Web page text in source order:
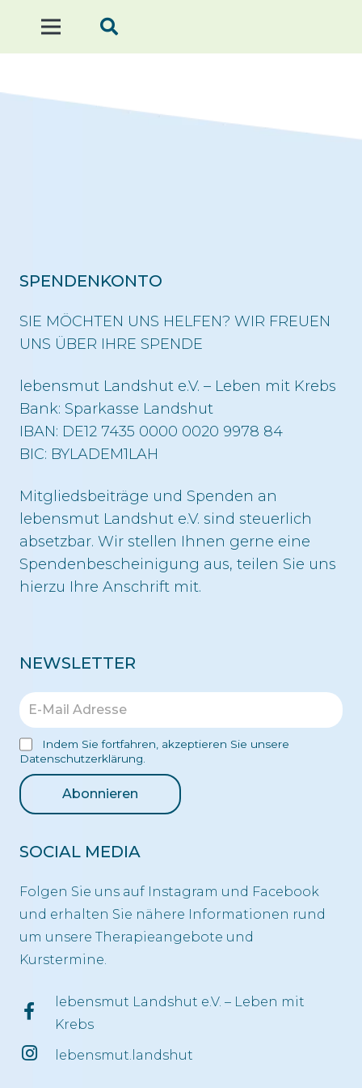
SPENDENKONTO
SIE MÖCHTEN UNS HELFEN? WIR FREUEN
UNS ÜBER IHRE SPENDE
lebensmut Landshut e.V. – Leben mit Krebs
Bank: Sparkasse Landshut
IBAN: DE12 7435 0000 0020 9978 84
BIC: BYLADEM1LAH
Mitgliedsbeiträge und Spenden an
lebensmut Landshut e.V. sind steuerlich
absetzbar. Wir stellen Ihnen gerne eine
Spendenbescheinigung aus, teilen Sie uns
hierzu Ihre Anschrift mit.
NEWSLETTER
Indem Sie fortfahren, akzeptieren Sie unsere
Datenschutzerklärung.
SOCIAL MEDIA
Folgen Sie uns auf Instagram und Facebook
und erhalten Sie nähere Informationen rund
um unsere Therapieangebote und
Kurstermine.
lebensmut Landshut e.V. – Leben mit
Krebs
lebensmut.landshut